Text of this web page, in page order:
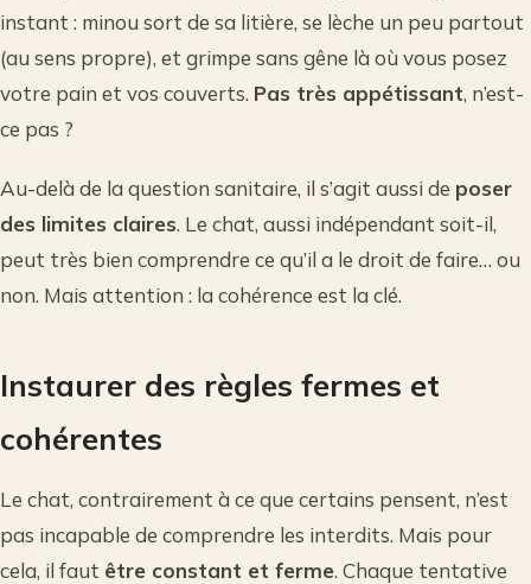
instant : minou sort de sa litière, se lèche un peu partout
(au sens propre), et grimpe sans gêne là où vous posez
votre pain et vos couverts. Pas très appétissant, n’est-
ce pas ?
Au-delà de la question sanitaire, il s’agit aussi de poser
des limites claires. Le chat, aussi indépendant soit-il,
peut très bien comprendre ce qu’il a le droit de faire… ou
non. Mais attention : la cohérence est la clé.
Instaurer des règles fermes et
cohérentes
Le chat, contrairement à ce que certains pensent, n’est
pas incapable de comprendre les interdits. Mais pour
cela, il faut être constant et ferme. Chaque tentative